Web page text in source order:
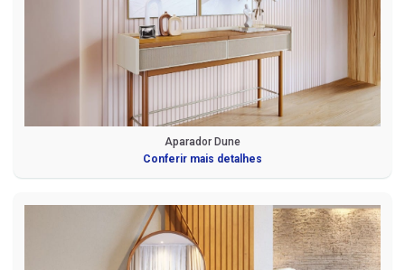
Aparador Dune
Conferir mais detalhes